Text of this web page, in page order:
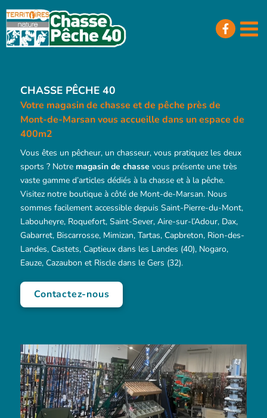
Passer
au
contenu
CHASSE PÊCHE 40
Votre magasin de chasse et de pêche près de
Mont-de-Marsan vous accueille dans un espace de
400m2
Vous êtes un pêcheur, un chasseur, vous pratiquez les deux
sports ? Notre magasin de chasse vous présente une très
vaste gamme d’articles dédiés à la chasse et à la pêche.
Visitez notre boutique à côté de Mont-de-Marsan. Nous
sommes facilement accessible depuis Saint-Pierre-du-Mont,
Labouheyre, Roquefort, Saint-Sever, Aire-sur-l’Adour, Dax,
Gabarret, Biscarrosse, Mimizan, Tartas, Capbreton, Rion-des-
Landes, Castets, Captieux dans les Landes (40), Nogaro,
Eauze, Cazaubon et Riscle dans le Gers (32).
Contactez-nous